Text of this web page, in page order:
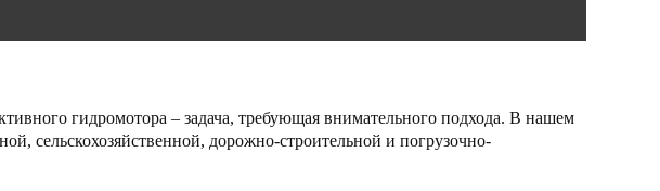
гидромотора – задача, требующая внимательного подхода. В нашем
сельскохозяйственной, дорожно-строительной и погрузочно-